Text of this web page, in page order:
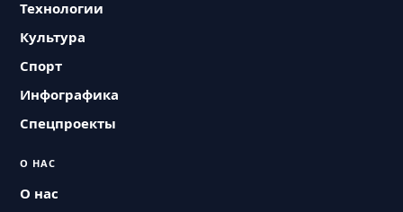
Технологии
Культура
Спорт
Инфографика
Спецпроекты
О НАС
О нас